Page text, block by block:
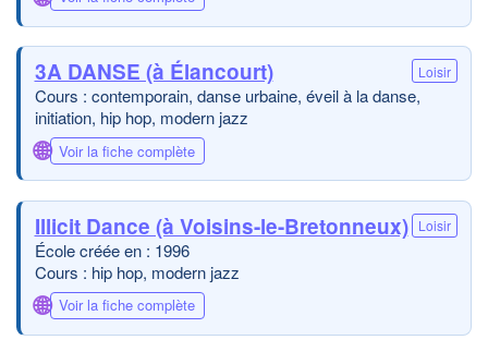
3A DANSE (à Élancourt) Loisir
Cours : contemporain, danse urbaine, éveil à la danse,
initiation, hip hop, modern jazz
🌐 Voir la fiche complète
Illicit Dance (à Voisins-le-Bretonneux) Loisir
École créée en : 1996
Cours : hip hop, modern jazz
🌐 Voir la fiche complète